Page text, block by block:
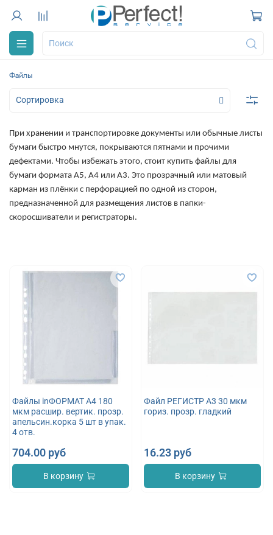
Файлы
При хранении и транспортировке документы или обычные листы
бумаги быстро мнутся, покрываются пятнами и прочими
дефектами. Чтобы избежать этого, стоит купить файлы для
бумаги формата А5, А4 или А3. Это прозрачный или матовый
карман из плёнки с перфорацией по одной из сторон,
предназначенной для размещения листов в папки-
скоросшиватели и регистраторы.
Файлы inФОРМАТ А4 180
мкм расшир. вертик. прозр.
апельсин.корка 5 шт в упак.
4 отв.
704.00 руб
В корзину
Файл РЕГИСТР А3 30 мкм
гориз. прозр. гладкий
16.23 руб
В корзину